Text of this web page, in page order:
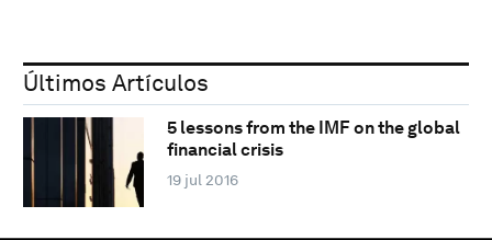
Últimos Artículos
5 lessons from the IMF on the global
financial crisis
19 jul 2016